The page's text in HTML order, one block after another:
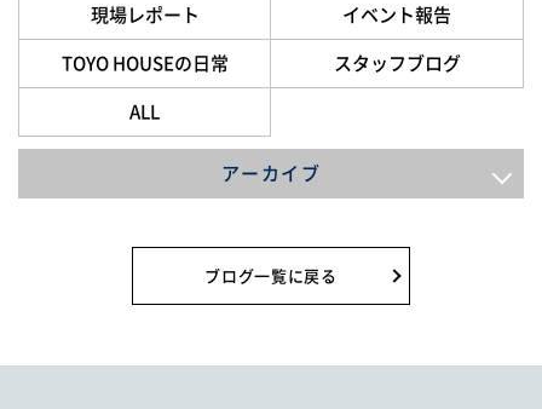
現場レポート
イベント報告
TOYO HOUSEの日常
スタッフブログ
ALL
アーカイブ
2026年7月
2026年5月
ブログ一覧に戻る